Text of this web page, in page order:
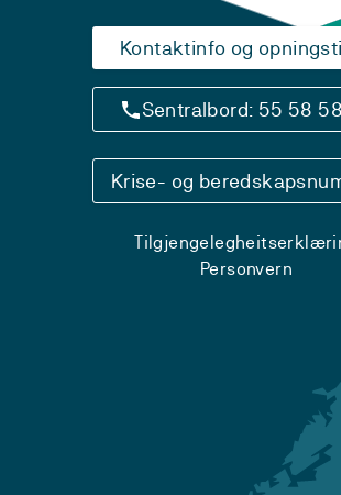
Kontaktinfo og
Sentralbord: 55 58
Krise- og
Personvern